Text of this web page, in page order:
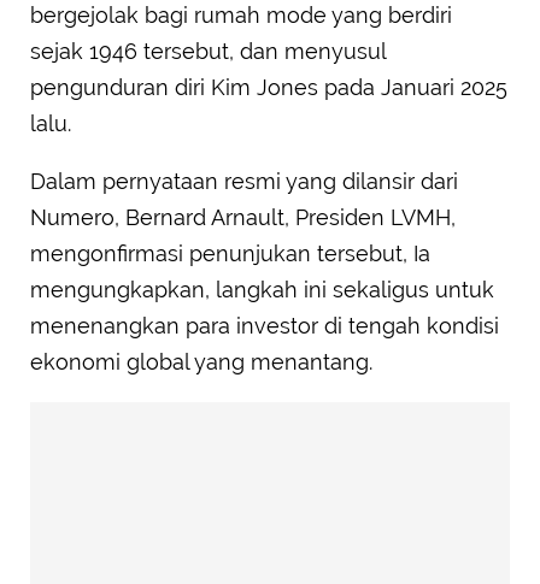
bergejolak bagi rumah mode yang berdiri
sejak 1946 tersebut, dan menyusul
pengunduran diri Kim Jones pada Januari 2025
lalu.
Dalam pernyataan resmi yang dilansir dari
Numero, Bernard Arnault, Presiden LVMH,
mengonfirmasi penunjukan tersebut, Ia
mengungkapkan, langkah ini sekaligus untuk
menenangkan para investor di tengah kondisi
ekonomi global yang menantang.